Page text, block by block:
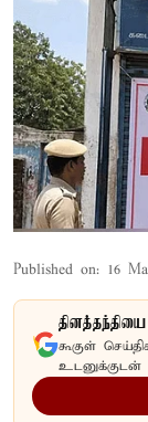
Published on: 16
கூகுள்
உடனுக்குடன்